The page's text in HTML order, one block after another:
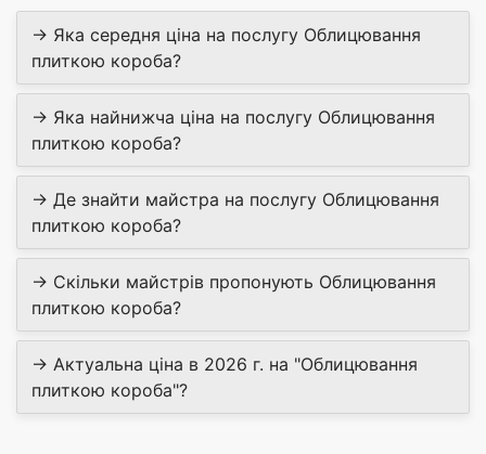
→ Яка середня ціна на послугу Облицювання
плиткою короба?
→ Яка найнижча ціна на послугу Облицювання
плиткою короба?
→ Де знайти майстра на послугу Облицювання
плиткою короба?
→ Скільки майстрів пропонують Облицювання
плиткою короба?
→ Актуальна ціна в 2026 г. на "Облицювання
плиткою короба"?